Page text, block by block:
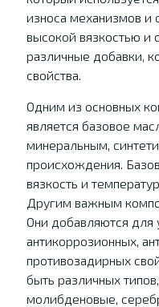
износа механизмов и
высокой вязкостью и
различные добавки,
свойства.
Одним из основных
является базовое
минеральным,
происхождения.
вязкость и
Другим важным
Они добавляются для
антикоррозионных,
противозадирных
быть различных
молибденовые,